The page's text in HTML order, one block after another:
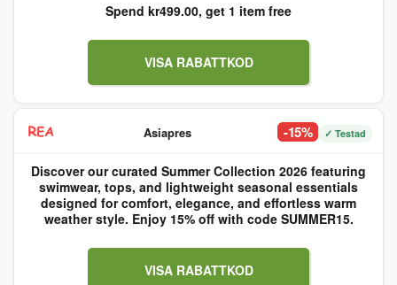
Spend kr499.00, get 1 item free
VISA RABATTKOD
Asiapres -15% ✓ Testad
Discover our curated Summer Collection 2026 featuring
swimwear, tops, and lightweight seasonal essentials
designed for comfort, elegance, and effortless warm
weather style. Enjoy 15% off with code SUMMER15.
VISA RABATTKOD